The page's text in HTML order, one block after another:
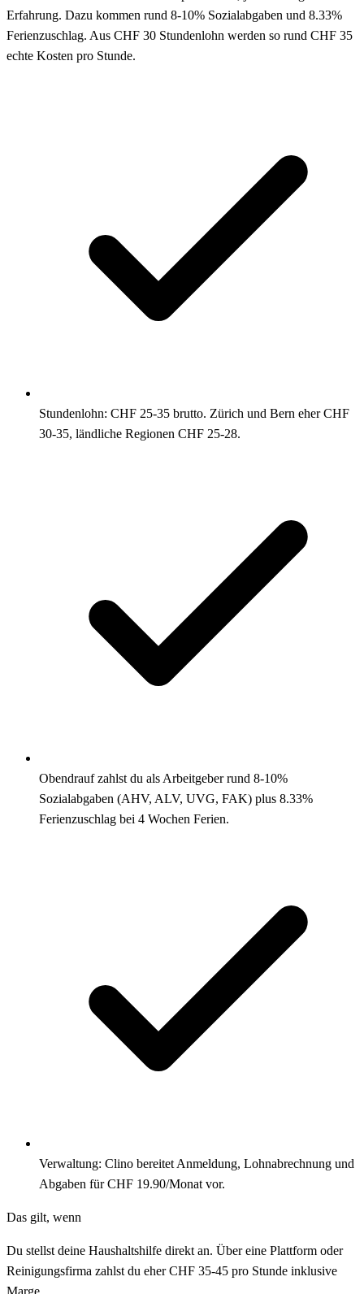
Erfahrung. Dazu kommen rund 8-10% Sozialabgaben und 8.33%
Ferienzuschlag. Aus CHF 30 Stundenlohn werden so rund CHF 35
echte Kosten pro Stunde.
Stundenlohn: CHF 25-35 brutto. Zürich und Bern eher CHF
30-35, ländliche Regionen CHF 25-28.
Obendrauf zahlst du als Arbeitgeber rund 8-10%
Sozialabgaben (AHV, ALV, UVG, FAK) plus 8.33%
Ferienzuschlag bei 4 Wochen Ferien.
Verwaltung: Clino bereitet Anmeldung, Lohnabrechnung und
Abgaben für CHF 19.90/Monat vor.
Das gilt, wenn
Du stellst deine Haushaltshilfe direkt an. Über eine Plattform oder
Reinigungsfirma zahlst du eher CHF 35-45 pro Stunde inklusive